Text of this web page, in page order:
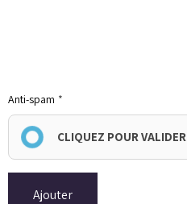
Anti-spam
CLIQUEZ POUR VALIDER
Ajouter